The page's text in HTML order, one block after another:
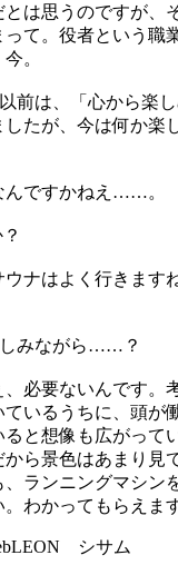
は思うのですが、
て。役者という職
。
前は、「心から楽
たが、今は何か楽
ですかねえ……。
ナはよく行きます
みながら……？
必要ないんです。
いるうちに、頭が
と想像も広がって
ら景色はあまり見
、ランニングマシン
わかってもらえま